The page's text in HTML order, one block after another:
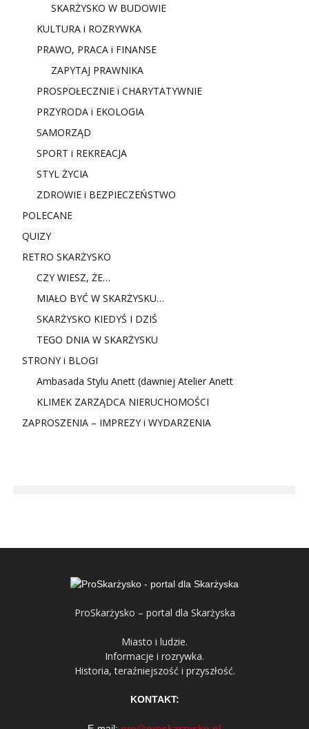
SKARŻYSKO W BUDOWIE
KULTURA i ROZRYWKA
PRAWO, PRACA i FINANSE
ZAPYTAJ PRAWNIKA
PROSPOŁECZNIE i CHARYTATYWNIE
PRZYRODA i EKOLOGIA
SAMORZĄD
SPORT i REKREACJA
STYL ŻYCIA
ZDROWIE i BEZPIECZEŃSTWO
POLECANE
QUIZY
RETRO SKARŻYSKO
CZY WIESZ, ŻE…
MIAŁO BYĆ W SKARŻYSKU…
SKARŻYSKO KIEDYŚ I DZIŚ
TEGO DNIA W SKARŻYSKU
STRONY i BLOGI
Ambasada Stylu Anett (dawniej Atelier Anett
KLIMEK ZARZĄDCA NIERUCHOMOŚCI
ZAPROSZENIA – IMPREZY i WYDARZENIA
ProSkarżysko – portal dla Skarżyska
Miasto i ludzie.
Informacje i rozrywka.
Historia, teraźniejszość i przyszłość.
KONTAKT: